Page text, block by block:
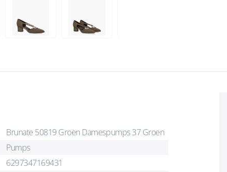
Brunate 50819 Groen Damespumps 37 Groen
Pumps
6297347169431